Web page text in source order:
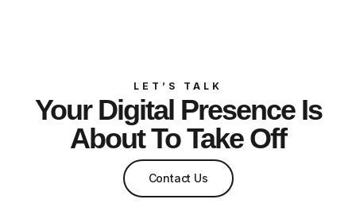
LET’S TALK
Your Digital Presence Is
About To Take Off
Contact Us